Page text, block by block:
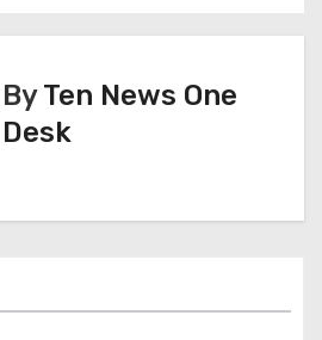
ByTen News One
Desk